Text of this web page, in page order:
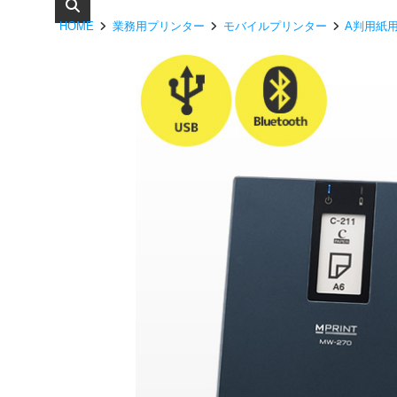
HOME 業務用プリンター モバイルプリンター A判用紙